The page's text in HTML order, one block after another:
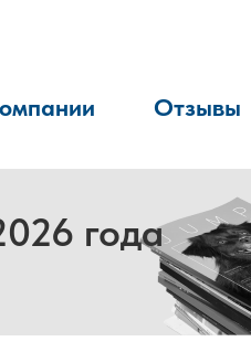
Отзывы
года